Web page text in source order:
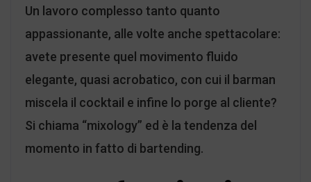
Un lavoro complesso tanto quanto
appassionante, alle volte anche spettacolare:
avete presente quel movimento fluido
elegante, quasi acrobatico, con cui il barman
miscela il cocktail e infine lo porge al cliente?
Si chiama “mixology” ed è la tendenza del
momento in fatto di bartending.